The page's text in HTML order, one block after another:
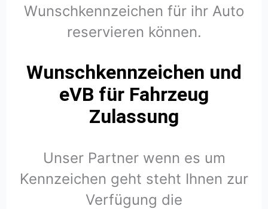
Wunschkennzeichen für ihr Auto
reservieren können.
Wunschkennzeichen und
eVB für Fahrzeug
Zulassung
Unser Partner wenn es um
Kennzeichen geht steht Ihnen zur
Verfügung die